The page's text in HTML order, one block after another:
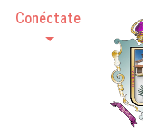
Conéctate